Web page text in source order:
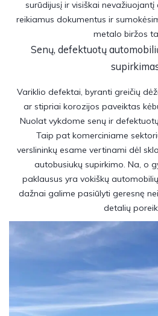
surūdijusį ir visiškai
reikiamus dokumentus ir
metalo biržos
Senų, defektuotų
Variklio defektai, byranti greičių
ar stipriai korozijos paveiktas
Nuolat vykdome senų ir
Taip pat komerciniame
verslininkų esame vertinami dėl
autobusiukų supirkimo. Na, o
paklausus yra vokiškų
dažnai galime pasiūlyti geresnę
detalių